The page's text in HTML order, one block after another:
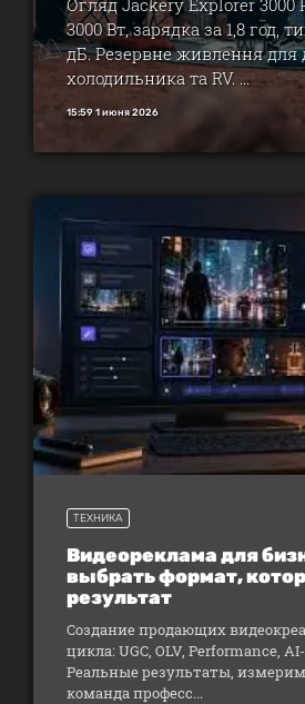
Огляд Jackery Explorer 3000
3000 Вт, зарядка за 1,8 год,
дБ. Резервне живлення для
холодильника та RV. ...
15:59 1 июня 2026
ТЕХНИКА
Видеореклама для
выбрать формат,
результат
Создание продающих
цикла: UGC, OLV, Performance,
Реальные результаты,
команда професс...